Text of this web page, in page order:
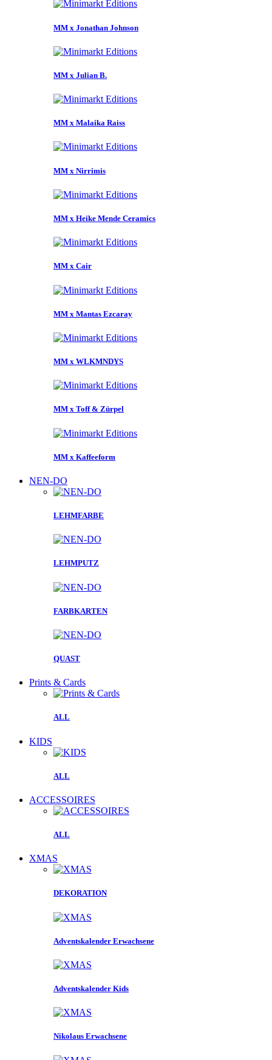
MM x Jonathan Johnson
MM x Julian B.
MM x Malaika Raiss
MM x Nirrimis
MM x Heike Mende Ceramics
MM x Cair
MM x Mantas Ezcaray
MM x WLKMNDYS
MM x Toff & Zürpel
MM x Kaffeeform
NEN-DO
LEHMFARBE
LEHMPUTZ
FARBKARTEN
QUAST
Prints & Cards
ALL
KIDS
ALL
ACCESSOIRES
ALL
XMAS
DEKORATION
Adventskalender Erwachsene
Adventskalender Kids
Nikolaus Erwachsene